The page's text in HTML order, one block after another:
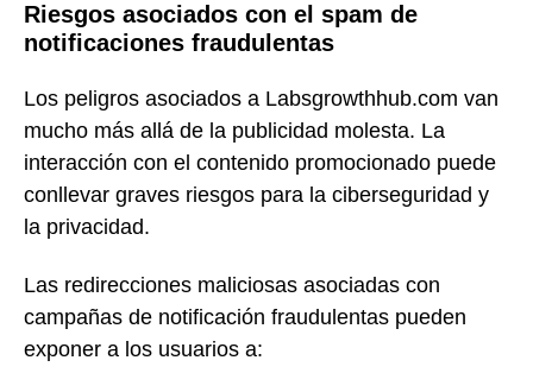
Riesgos asociados con el spam de
notificaciones fraudulentas
Los peligros asociados a Labsgrowthhub.com van
mucho más allá de la publicidad molesta. La
interacción con el contenido promocionado puede
conllevar graves riesgos para la ciberseguridad y
la privacidad.
Las redirecciones maliciosas asociadas con
campañas de notificación fraudulentas pueden
exponer a los usuarios a: